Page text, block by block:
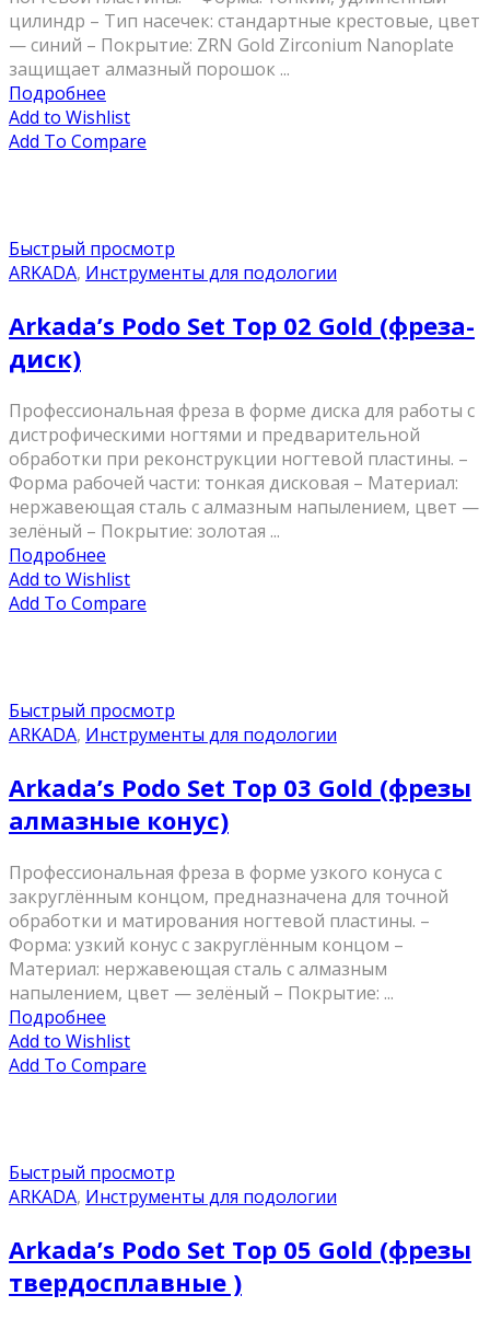
цилиндр – Тип насечек: стандартные крестовые, цвет
— синий – Покрытие: ZRN Gold Zirconium Nanoplate
защищает алмазный порошок ...
Подробнее
Add to Wishlist
Add To Compare
Быстрый просмотр
ARKADA, Инструменты для подологии
Arkada’s Podo Set Top 02 Gold (фреза-
диск)
Профессиональная фреза в форме диска для работы с
дистрофическими ногтями и предварительной
обработки при реконструкции ногтевой пластины. –
Форма рабочей части: тонкая дисковая – Материал:
нержавеющая сталь с алмазным напылением, цвет —
зелёный – Покрытие: золотая ...
Подробнее
Add to Wishlist
Add To Compare
Быстрый просмотр
ARKADA, Инструменты для подологии
Arkada’s Podo Set Top 03 Gold (фрезы
алмазные конус)
Профессиональная фреза в форме узкого конуса с
закруглённым концом, предназначена для точной
обработки и матирования ногтевой пластины. –
Форма: узкий конус с закруглённым концом –
Материал: нержавеющая сталь с алмазным
напылением, цвет — зелёный – Покрытие: ...
Подробнее
Add to Wishlist
Add To Compare
Быстрый просмотр
ARKADA, Инструменты для подологии
Arkada’s Podo Set Top 05 Gold (фрезы
твердосплавные )